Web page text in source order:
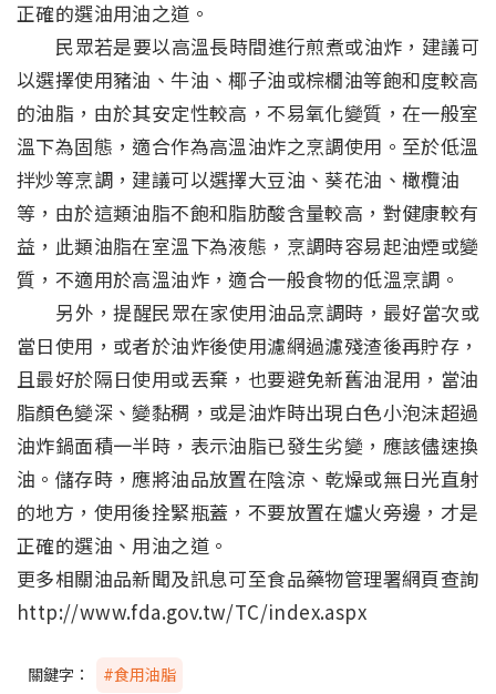
正確的選油用油之道。
民眾若是要以高溫長時間進行煎煮或油炸，建議可
以選擇使用豬油、牛油、椰子油或棕櫚油等飽和度較高
的油脂，由於其安定性較高，不易氧化變質，在一般室
溫下為固態，適合作為高溫油炸之烹調使用。至於低溫
拌炒等烹調，建議可以選擇大豆油、葵花油、橄欖油
等，由於這類油脂不飽和脂肪酸含量較高，對健康較有
益，此類油脂在室溫下為液態，烹調時容易起油煙或變
質，不適用於高溫油炸，適合一般食物的低溫烹調。
另外，提醒民眾在家使用油品烹調時，最好當次或
當日使用，或者於油炸後使用濾網過濾殘渣後再貯存，
且最好於隔日使用或丟棄，也要避免新舊油混用，當油
脂顏色變深、變黏稠，或是油炸時出現白色小泡沫超過
油炸鍋面積一半時，表示油脂已發生劣變，應該儘速換
油。儲存時，應將油品放置在陰涼、乾燥或無日光直射
的地方，使用後拴緊瓶蓋，不要放置在爐火旁邊，才是
正確的選油、用油之道。
更多相關油品新聞及訊息可至食品藥物管理署網頁查詢
http://www.fda.gov.tw/TC/index.aspx
關鍵字： #食用油脂